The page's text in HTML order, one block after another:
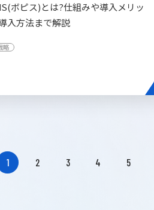
ボピス)とは?仕組みや導入メリッ
入方法まで解説
略
1 2 3 4 5